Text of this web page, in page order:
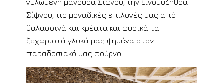
γυλωμένη μανούρα Σίφνου, την ξινομυζήθρα
Σίφνου, τις μοναδικές επιλογές μας από
θαλασσινά και κρέατα και φυσικά τα
ξεχωριστά γλυκά μας ψημένα στον
παραδοσιακό μας φούρνο.